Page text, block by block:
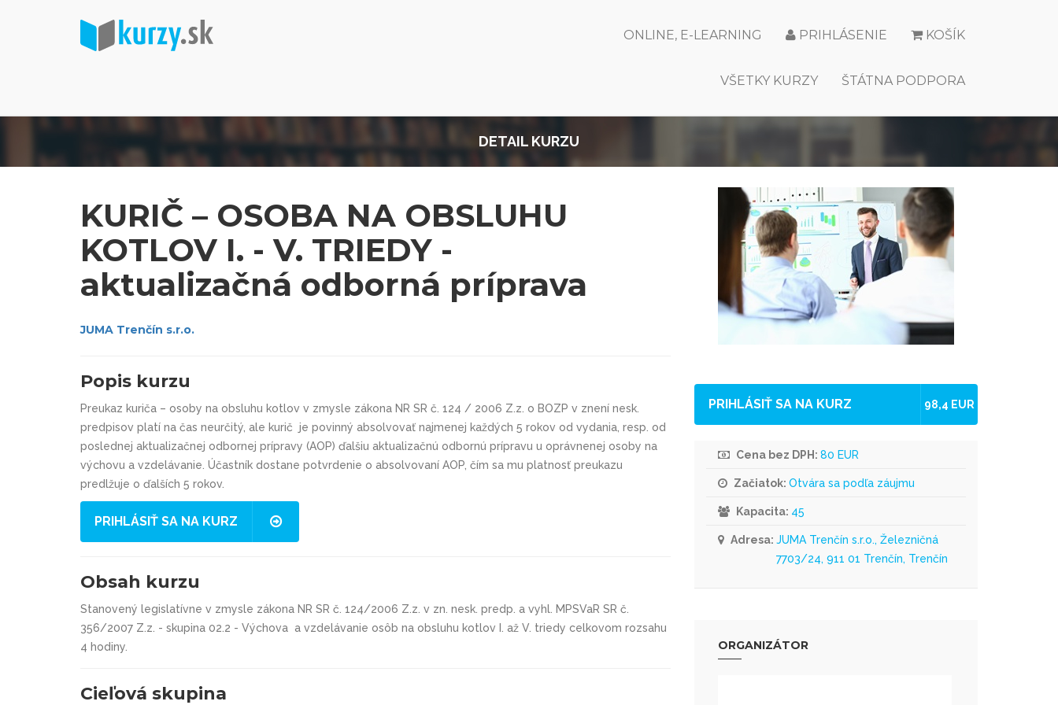
KOŠÍK
PRIHLÁSENIE
ONLINE, E-LEARNING
ŠTÁTNA PODPORA
VŠETKY KURZY
DETAIL KURZU
KURIČ – OSOBA NA OBSLUHU
KOTLOV I. - V. TRIEDY -
aktualizačná odborná príprava
JUMA Trenčín s.r.o.
Popis kurzu
Preukaz kuriča – osoby na obsluhu kotlov v zmysle zákona NR SR č. 124 / 2006 Z.z. o BOZP v znení nesk.
predpisov platí na čas neurčitý, ale kurič je povinný absolvovať najmenej každých 5 rokov od vydania, resp. od
poslednej aktualizačnej odbornej prípravy (AOP) ďalšiu aktualizačnú odbornú prípravu u oprávnenej osoby na
výchovu a vzdelávanie. Účastník dostane potvrdenie o absolvovaní AOP, čím sa mu platnosť preukazu
predlžuje o ďalších 5 rokov.
PRIHLÁSIŤ SA NA KURZ
Obsah kurzu
Stanovený legislatívne v zmysle zákona NR SR č. 124/2006 Z.z. v zn. nesk. predp. a vyhl. MPSVaR SR č.
356/2007 Z.z. - skupina 02.2 - Výchova a vzdelávanie osôb na obsluhu kotlov I. až V. triedy celkovom rozsahu
4 hodiny.
Cieľová skupina
PRIHLÁSIŤ SA NA KURZ 98,4 EUR
Cena bez DPH: 80 EUR
Začiatok: Otvára sa podľa záujmu
Kapacita: 45
Adresa: JUMA Trenčín s.r.o., Železničná
7703/24, 911 01 Trenčín, Trenčín
ORGANIZÁTOR